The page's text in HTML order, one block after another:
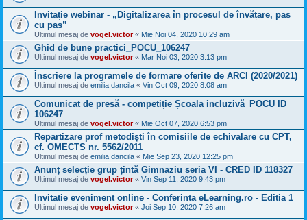
Invitație webinar - „Digitalizarea în procesul de învățare, pas
cu pas”
Ultimul mesaj de vogel.victor« Mie Noi 04, 2020 10:29 am
Ghid de bune practici_POCU_106247
Ultimul mesaj de vogel.victor« Mar Noi 03, 2020 3:13 pm
Înscriere la programele de formare oferite de ARCI (2020/2021)
Ultimul mesaj de emilia dancila « Vin Oct 09, 2020 8:08 am
Comunicat de presă - competiție Școala incluzivă_POCU ID
106247
Ultimul mesaj de vogel.victor« Mie Oct 07, 2020 6:53 pm
Repartizare prof metodiști în comisiile de echivalare cu CPT,
cf. OMECTS nr. 5562/2011
Ultimul mesaj de emilia dancila « Mie Sep 23, 2020 12:25 pm
Anunț selecție grup țintă Gimnaziu seria VI - CRED ID 118327
Ultimul mesaj de vogel.victor« Vin Sep 11, 2020 9:43 pm
Invitatie eveniment online - Conferinta eLearning.ro - Editia 1
Ultimul mesaj de vogel.victor« Joi Sep 10, 2020 7:26 am